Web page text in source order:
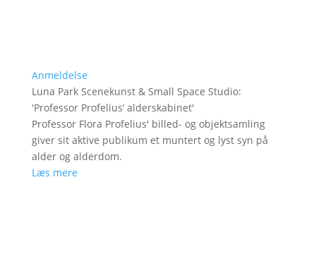
Anmeldelse
Luna Park Scenekunst & Small Space Studio:
'Professor Profelius’ alderskabinet'
Professor Flora Profelius' billed- og objektsamling
giver sit aktive publikum et muntert og lyst syn på
alder og alderdom.
Læs mere